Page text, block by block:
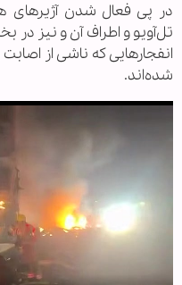
در پی فعال شدن آژیرهای
تل‌آویو و اطراف آن و نیز
انفجارهایی که ناشی از
شده‌اند.